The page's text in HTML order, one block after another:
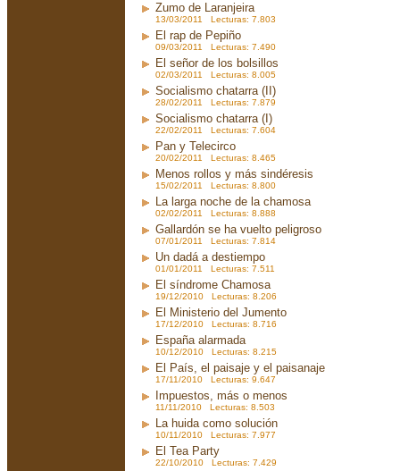
Zumo de Laranjeira
13/03/2011 Lecturas: 7.803
El rap de Pepiño
09/03/2011 Lecturas: 7.490
El señor de los bolsillos
02/03/2011 Lecturas: 8.005
Socialismo chatarra (II)
28/02/2011 Lecturas: 7.879
Socialismo chatarra (I)
22/02/2011 Lecturas: 7.604
Pan y Telecirco
20/02/2011 Lecturas: 8.465
Menos rollos y más sindéresis
15/02/2011 Lecturas: 8.800
La larga noche de la chamosa
02/02/2011 Lecturas: 8.888
Gallardón se ha vuelto peligroso
07/01/2011 Lecturas: 7.814
Un dadá a destiempo
01/01/2011 Lecturas: 7.511
El síndrome Chamosa
19/12/2010 Lecturas: 8.206
El Ministerio del Jumento
17/12/2010 Lecturas: 8.716
España alarmada
10/12/2010 Lecturas: 8.215
El País, el paisaje y el paisanaje
17/11/2010 Lecturas: 9.647
Impuestos, más o menos
11/11/2010 Lecturas: 8.503
La huida como solución
10/11/2010 Lecturas: 7.977
El Tea Party
22/10/2010 Lecturas: 7.429